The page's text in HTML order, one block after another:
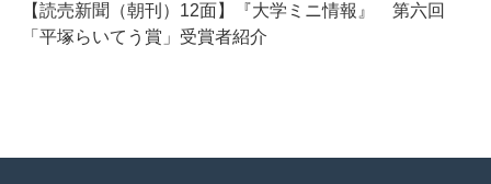
【読売新聞（朝刊）12面】『大学ミニ情報』 第六回
「平塚らいてう賞」受賞者紹介